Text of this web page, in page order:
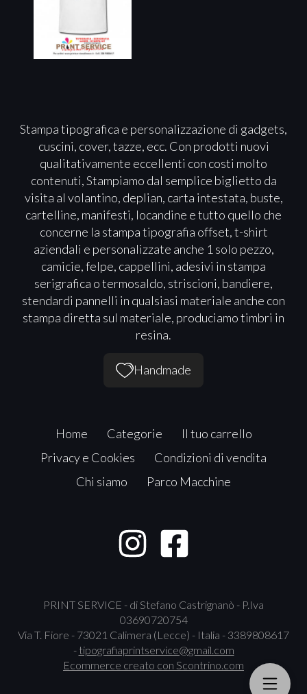
Stampa tipografica e personalizzazione di gadgets,
cuscini, cover, tazze, ecc. Con prodotti nuovi
qualitativamente eccellenti con costi molto
contenuti, Stampiamo dal semplice biglietto da
visita al volantino, deplian, carta intestata, buste,
cartelline, manifesti, locandine e tutto quello che
concerne la stampa tipografia offset, t-shirt
aziendali e personalizzate anche 1 solo pezzo,
camicie, felpe, cappellini, adesivi in stampa
serigrafica o termosaldo, striscioni, bandiere,
stendardi pannelli in qualsiasi materiale anche con
stampa diretta sul materiale, produciamo timbri in
resina.
Handmade
Home Categorie
Il tuo carrello
Privacy e Cookies
Condizioni di vendita
Chi siamo
Parco Macchine
PRINT SERVICE - di Stefano Castrignanò - P.Iva
03690720754
Via T. Fiore - 73021 Calimera (Lecce) - Italia - 3389808617
- tipografiaprintservice@gmail.com
Ecommerce creato con Scontrino.com